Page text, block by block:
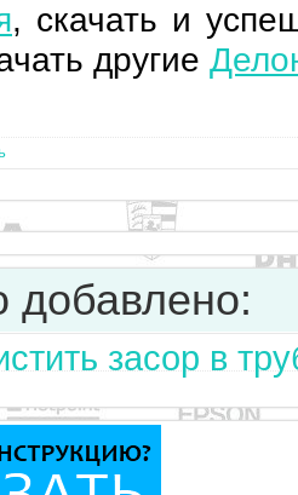
, скачать и
другие
добавлено:
засор в